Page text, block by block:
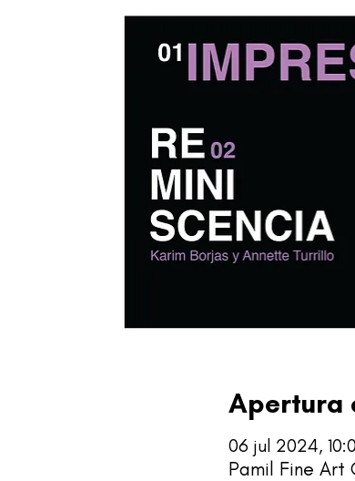
Apertura
06 jul 2024,
Pamil Fine Art